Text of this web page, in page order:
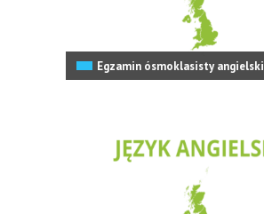
Egzamin ósmoklasisty angielski